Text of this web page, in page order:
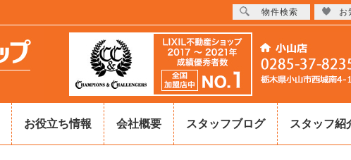
お役立ち情報 会社概要 スタッフブログ スタッフ紹
物件検索 お